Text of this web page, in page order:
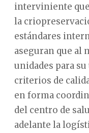
interviniente
la
estándares
aseguran que al
unidades para
criterios de
en forma
del centro de
adelante la